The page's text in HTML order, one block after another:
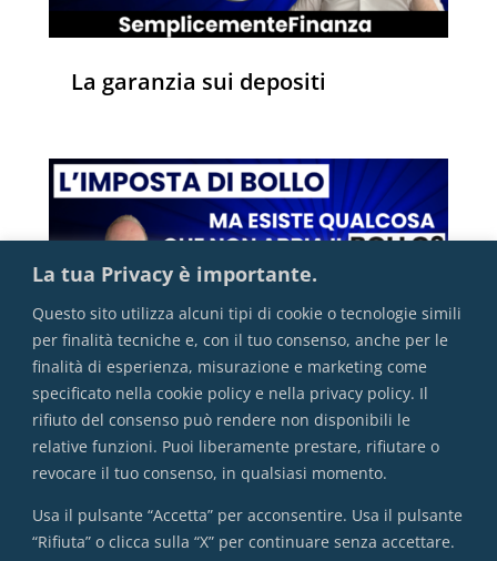
La tua Privacy è importante.
Questo sito utilizza alcuni tipi di cookie o tecnologie simili
per finalità tecniche e, con il tuo consenso, anche per le
finalità di esperienza, misurazione e marketing come
specificato nella cookie policy e nella privacy policy. Il
rifiuto del consenso può rendere non disponibili le
relative funzioni. Puoi liberamente prestare, rifiutare o
revocare il tuo consenso, in qualsiasi momento.
Usa il pulsante “Accetta” per acconsentire. Usa il pulsante
“Rifiuta” o clicca sulla “X” per continuare senza accettare.
La garanzia sui depositi
L’imposta di bollo
VAI ALL'INDICE COMPLETO